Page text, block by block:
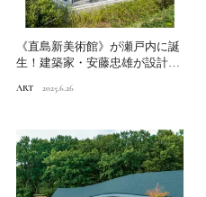
《直島新美術館》が瀬戸内に誕
生！建築家・安藤忠雄が設計し
ART 2025.6.26